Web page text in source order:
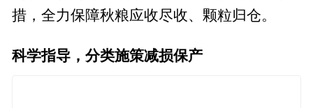
措，全力保障秋粮应收尽收、颗粒归仓。
科学指导，分类施策减损保产